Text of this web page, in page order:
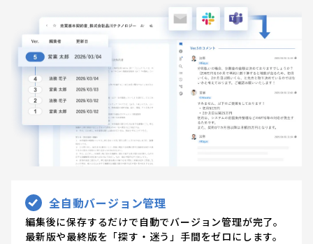
全自動バージョン管理
編集後に保存するだけで自動でバージョン管理が完了。
最新版や最終版を「探す・迷う」手間をゼロにします。